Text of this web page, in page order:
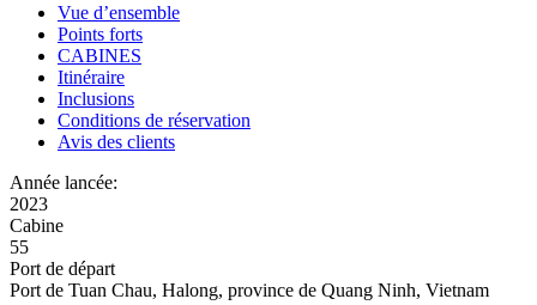
Vue d’ensemble
Points forts
CABINES
Itinéraire
Inclusions
Conditions de réservation
Avis des clients
Année lancée:
2023
Cabine
55
Port de départ
Port de Tuan Chau, Halong, province de Quang Ninh, Vietnam